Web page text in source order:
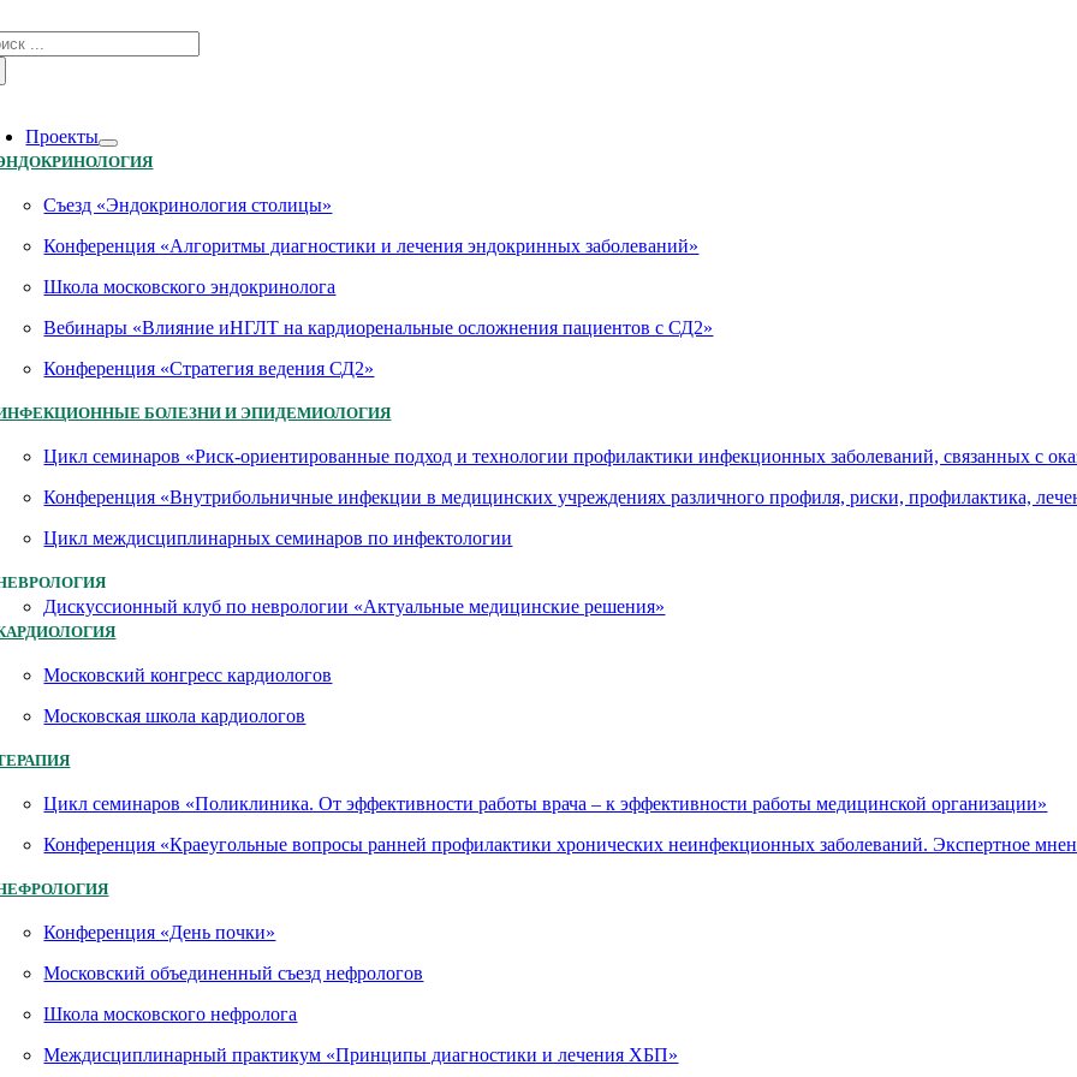
to
content
Проекты
Съезд «Эндокринология столицы»
Конференция «Алгоритмы диагностики и лечения эндокринных заболеваний»
Школа московского эндокринолога
Вебинары «Влияние иНГЛТ на кардиоренальные осложнения пациентов с СД2»
Конференция «Стратегия ведения СД2»
БОЛЕЗНИ И ЭПИДЕМИОЛОГИЯ
Цикл семинаров «Риск-ориентированные подход и технологии профилактики инфекционных заболеваний, связанных с
Конференция «Внутрибольничные инфекции в медицинских учреждениях различного профиля, риски, профилактика,
Цикл междисциплинарных семинаров по инфектологии
Дискуссионный клуб по неврологии «Актуальные медицинские решения»
Московский конгресс кардиологов
Московская школа кардиологов
Цикл семинаров «Поликлиника. От эффективности работы врача – к эффективности работы медицинской организации»
Конференция «Краеугольные вопросы ранней профилактики хронических неинфекционных заболеваний. Экспертное
Конференция «День почки»
Московский объединенный съезд нефрологов
Школа московского нефролога
Междисциплинарный практикум «Принципы диагностики и лечения ХБП»